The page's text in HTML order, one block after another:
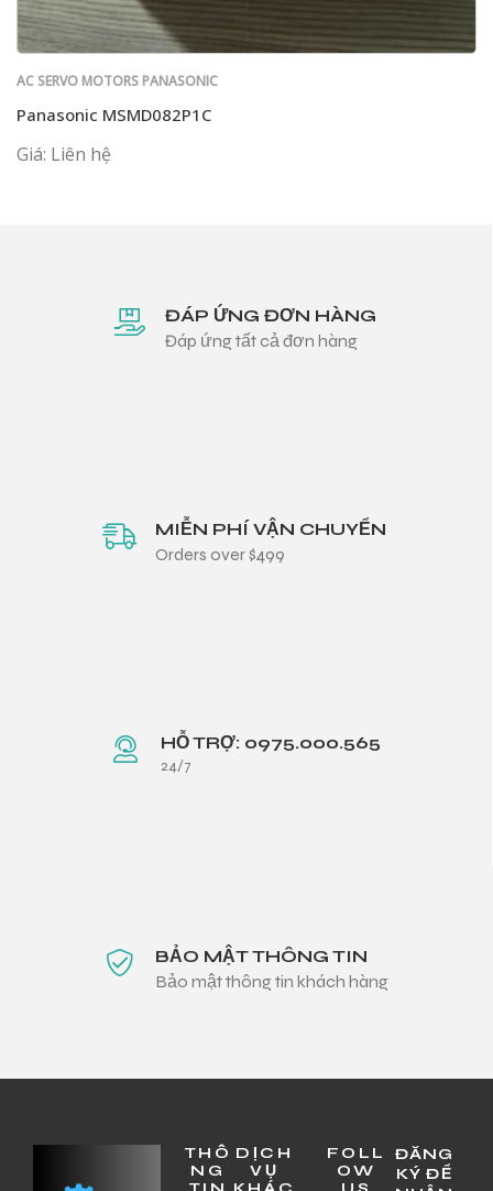
AC SERVO MOTORS PANASONIC
Panasonic MSMD082P1C
Giá: Liên hệ
ĐÁP ỨNG ĐƠN HÀNG
Đáp ứng tất cả đơn hàng
MIỄN PHÍ VẬN CHUYỂN
Orders over $499
HỖ TRỢ: 0975.000.565
24/7
BẢO MẬT THÔNG TIN
Bảo mật thông tin khách hàng
THÔ
NG
DỊCH
VỤ
FOLL
OW
ĐĂNG
KÝ ĐỂ